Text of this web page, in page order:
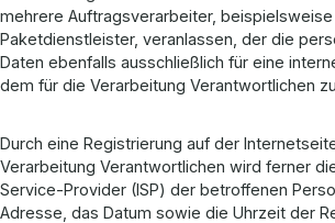
mehrere Auftragsverarbeiter, beispielsweise
Paketdienstleister, veranlassen, der die
Daten ebenfalls ausschließlich für eine
dem für die Verarbeitung Verantwortlichen
Durch eine Registrierung auf der
Verarbeitung Verantwortlichen wird ferner
Service-Provider (ISP) der betroffenen
Adresse, das Datum sowie die Uhrzeit der